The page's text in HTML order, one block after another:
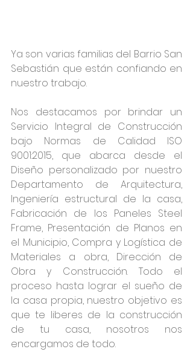
Ya son varias familias del Barrio San
Sebastián que están confiando en
nuestro trabajo.
Nos destacamos por brindar un
Servicio Integral de Construcción
bajo Normas de Calidad ISO
9001:2015, que abarca desde el
Diseño personalizado por nuestro
Departamento de Arquitectura,
Ingeniería estructural de la casa,
Fabricación de los Paneles Steel
Frame, Presentación de Planos en
el Municipio, Compra y Logística de
Materiales a obra, Dirección de
Obra y Construcción. Todo el
proceso hasta lograr el sueño de
la casa propia, nuestro objetivo es
que te liberes de la construcción
de tu casa, nosotros nos
encargamos de todo.